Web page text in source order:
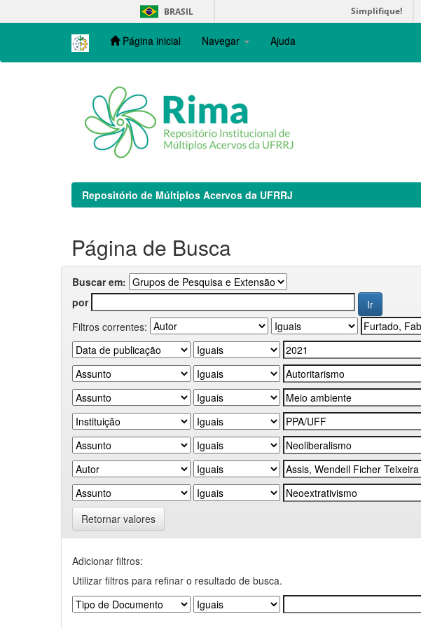
navigation
BRASIL Simplifique!
Página inicial Navegar Ajuda
Repositório de Múltiplos Acervos da UFRRJ
Página de Busca
Buscar em:
por
Filtros correntes:
Retornar valores
Adicionar filtros:
Utilizar filtros para refinar o resultado de busca.